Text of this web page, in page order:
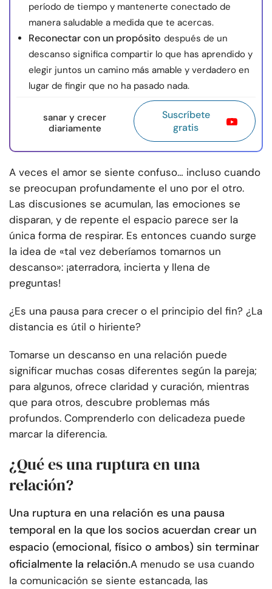
período de tiempo y mantenerte conectado de
manera saludable a medida que te acercas.
Reconectar con un propósito después de un
descanso significa compartir lo que has aprendido y
elegir juntos un camino más amable y verdadero en
lugar de fingir que no ha pasado nada.
sanar y crecer
diariamente
Suscríbete
gratis
A veces el amor se siente confuso… incluso cuando
se preocupan profundamente el uno por el otro.
Las discusiones se acumulan, las emociones se
disparan, y de repente el espacio parece ser la
única forma de respirar. Es entonces cuando surge
la idea de «tal vez deberíamos tomarnos un
descanso»: ¡aterradora, incierta y llena de
preguntas!
¿Es una pausa para crecer o el principio del fin? ¿La
distancia es útil o hiriente?
Tomarse un descanso en una relación puede
significar muchas cosas diferentes según la pareja;
para algunos, ofrece claridad y curación, mientras
que para otros, descubre problemas más
profundos. Comprenderlo con delicadeza puede
marcar la diferencia.
¿Qué es una ruptura en una
relación?
Una ruptura en una relación es una pausa
temporal en la que los socios acuerdan crear un
espacio (emocional, físico o ambos) sin terminar
oficialmente la relación.A menudo se usa cuando
la comunicación se siente estancada, las